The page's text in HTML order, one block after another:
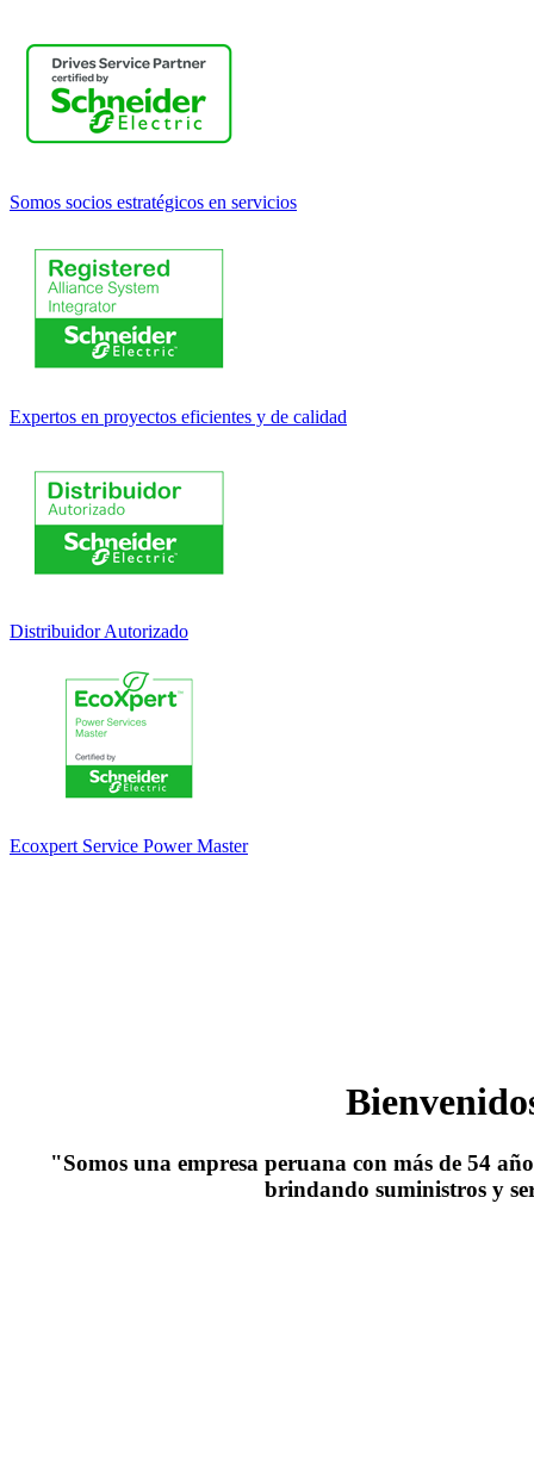
Somos socios estratégicos en servicios
Expertos en proyectos eficientes y de calidad
Distribuidor Autorizado
Ecoxpert Service Power Master
"Somos una empresa peruana con más de 54
brindando suministros y